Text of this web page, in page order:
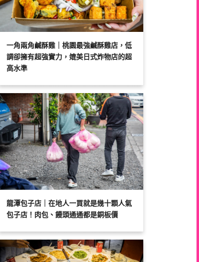
一角兩角鹹酥雞｜桃園最強鹹酥雞店，低
調卻擁有超強實力，媲美日式炸物店的超
高水準
龍潭包子店｜在地人一買就是幾十顆人氣
包子店！肉包、饅頭通通都是銅板價